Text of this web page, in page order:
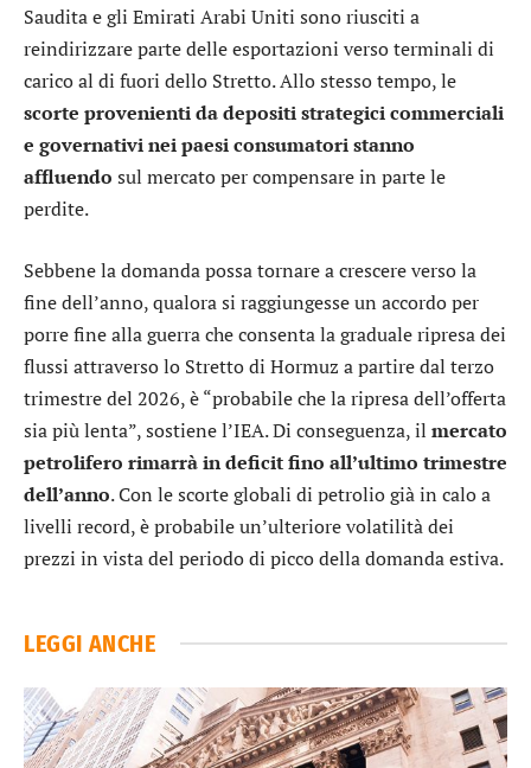
Saudita e gli Emirati Arabi Uniti sono riusciti a
reindirizzare parte delle esportazioni verso terminali di
carico al di fuori dello Stretto. Allo stesso tempo, le
scorte provenienti da depositi strategici commerciali
e governativi nei paesi consumatori stanno
affluendo sul mercato per compensare in parte le
perdite.
Sebbene la domanda possa tornare a crescere verso la
fine dell’anno, qualora si raggiungesse un accordo per
porre fine alla guerra che consenta la graduale ripresa dei
flussi attraverso lo Stretto di Hormuz a partire dal terzo
trimestre del 2026, è “probabile che la ripresa dell’offerta
sia più lenta”, sostiene l’IEA. Di conseguenza, il mercato
petrolifero rimarrà in deficit fino all’ultimo trimestre
dell’anno. Con le scorte globali di petrolio già in calo a
livelli record, è probabile un’ulteriore volatilità dei
prezzi in vista del periodo di picco della domanda estiva.
LEGGI ANCHE